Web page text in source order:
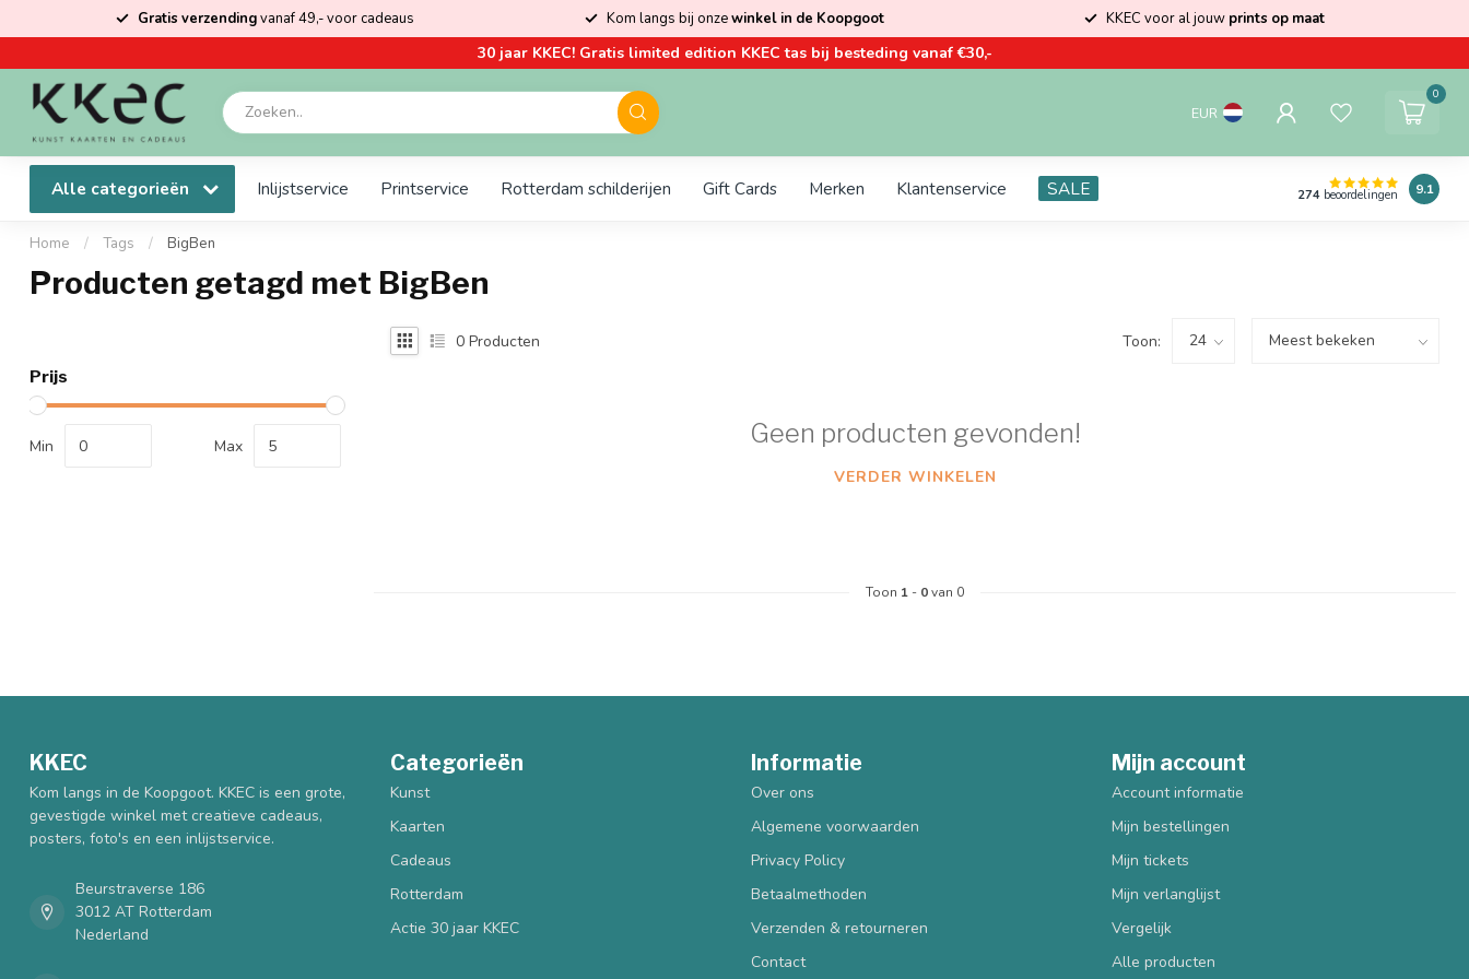
Gratis verzendingvanaf 49,- voor cadeaus Kom langs bij onzewinkel in de Koopgoot KKEC voor al jouw prints op maat
30 jaar KKEC! Gratis limited edition KKEC tas bij besteding vanaf €30,-
EUR
0
Alle categorieën Inlijstservice Printservice Rotterdam schilderijen Gift Cards Merken Klantenservice SALE 274 beoordelingen 9.1
Home / Tags / BigBen
Producten getagd met BigBen
Prijs
Min Max
0 Producten Toon:
Geen producten gevonden!
VERDER WINKELEN
Toon 1 - 0van 0
KKEC
Kom langs in de Koopgoot. KKEC is een grote,
gevestigde winkel met creatieve cadeaus,
posters, foto's en een inlijstservice.
Beurstraverse 186
3012 AT Rotterdam
Nederland
Categorieën
Kunst
Kaarten
Cadeaus
Rotterdam
Actie 30 jaar KKEC
Informatie
Over ons
Algemene voorwaarden
Privacy Policy
Betaalmethoden
Verzenden & retourneren
Contact
Mijn account
Account informatie
Mijn bestellingen
Mijn tickets
Mijn verlanglijst
Vergelijk
Alle producten